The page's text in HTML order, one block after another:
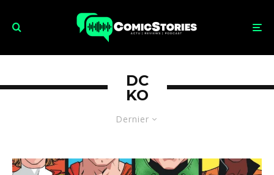
Dernier
DC
KO